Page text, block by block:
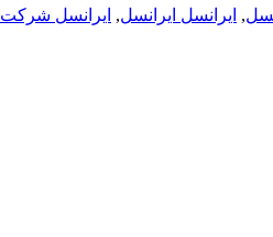
, ایرانسل ایرانسل, ایرانسل شرکت